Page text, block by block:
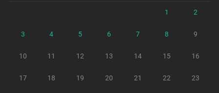
1 2
3 4 5 6 7 8 9
10 11 12 13 14 15 16
17 18 19 20 21 22 23